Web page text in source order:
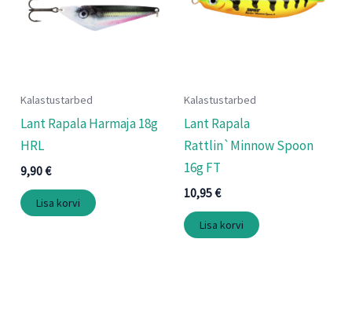
Kalastustarbed
Lant Rapala Harmaja 18g
HRL
9,90€
Lisa korvi
Kalastustarbed
Lant Rapala
Rattlin`Minnow Spoon
16g FT
10,95€
Lisa korvi